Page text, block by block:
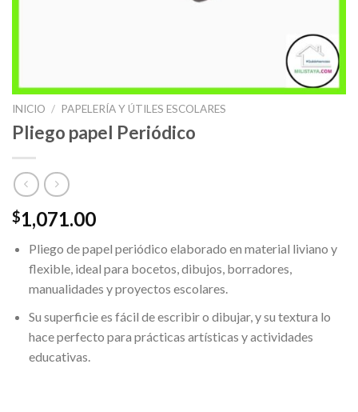
INICIO / PAPELERÍA Y ÚTILES ESCOLARES
Pliego papel Periódico
$1,071.00
Pliego de papel periódico elaborado en material liviano y
flexible, ideal para bocetos, dibujos, borradores,
manualidades y proyectos escolares.
Su superficie es fácil de escribir o dibujar, y su textura lo
hace perfecto para prácticas artísticas y actividades
educativas.